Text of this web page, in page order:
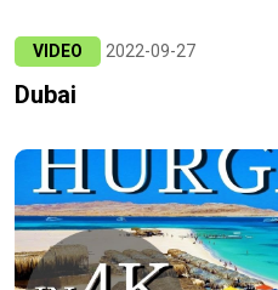
VIDEO 2022-09-27
Dubai